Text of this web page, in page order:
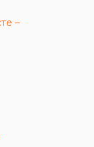
–